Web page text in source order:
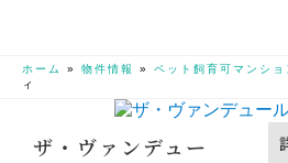
ホーム » 物件情報 » ペット飼育可マンショ
ィ
ザ・ヴァンデュー